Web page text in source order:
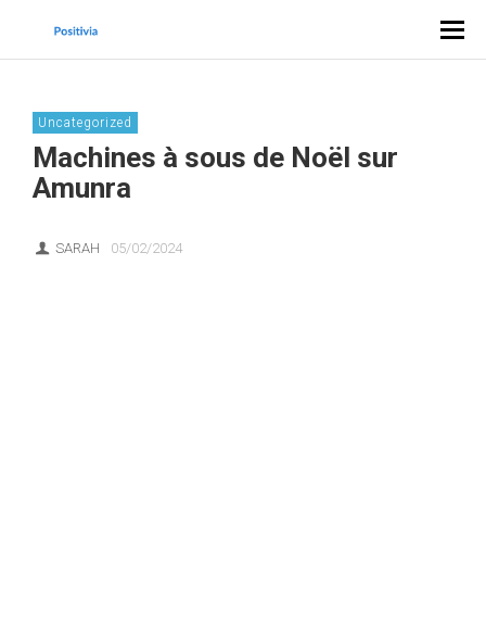
Uncategorized
Machines à sous de Noël sur
Amunra
SARAH 05/02/2024